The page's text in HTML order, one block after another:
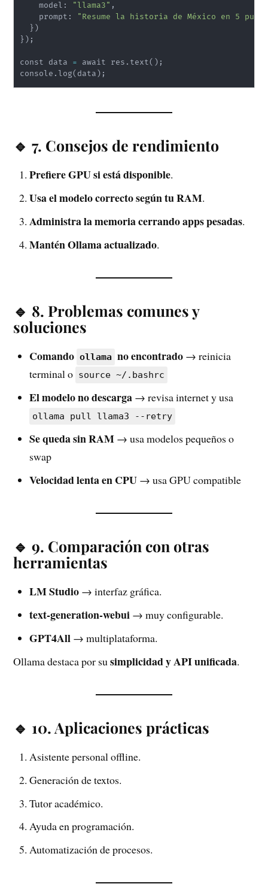
    model:
"llama3" ,
    prompt:
"Resume la historia de México en 5
} )
} ) ;
const data = await res.text( ) ;
console.log( data ) ;
🔹 7. Consejos de rendimiento
Prefiere GPU si está disponible.
Usa el modelo correcto según tu RAM.
Administra la memoria cerrando apps pesadas.
Mantén Ollama actualizado.
🔹 8. Problemas comunes y
soluciones
Comando ollama no encontrado → reinicia
terminal o source ~/.bashrc
El modelo no descarga → revisa internet y usa
ollama pull llama3 --retry
Se queda sin RAM → usa modelos pequeños o
swap
Velocidad lenta en CPU → usa GPU compatible
🔹 9. Comparación con otras
herramientas
LM Studio → interfaz gráfica.
text-generation-webui → muy configurable.
GPT4All → multiplataforma.
Ollama destaca por susimplicidad y API unificada.
🔹 10. Aplicaciones prácticas
Asistente personal offline.
Generación de textos.
Tutor académico.
Ayuda en programación.
Automatización de procesos.